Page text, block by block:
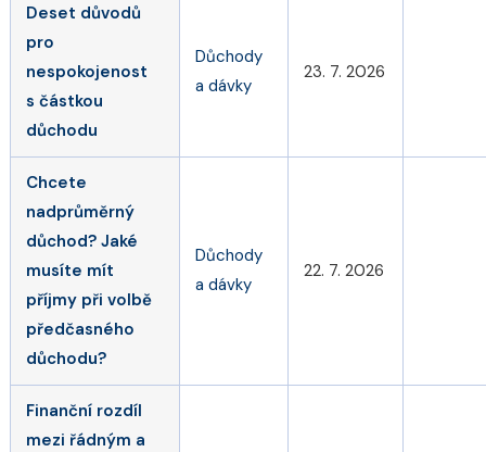
Deset důvodů
pro
nespokojenost
s částkou
důchodu
Důchody
a dávky
23. 7. 2026
Chcete
nadprůměrný
důchod? Jaké
musíte mít
příjmy při volbě
předčasného
důchodu?
Důchody
a dávky
22. 7. 2026
Finanční rozdíl
mezi řádným a